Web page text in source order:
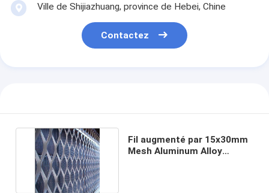
Ville de Shijiazhuang, province de Hebei, Chine
Contactez
Fil augmenté par 15x30mm
Mesh Aluminum Alloy